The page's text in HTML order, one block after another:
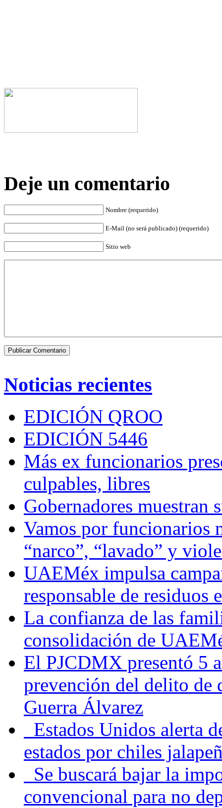
Deje un comentario
Nombre (requerido)
E-Mail (no será publicado) (requerido)
Sitio web
Noticias recientes
EDICIÓN QROO
EDICIÓN 5446
Más ex funcionarios
culpables, libres
Gobernadores muestran
Vamos por funcionarios
“narco”, “lavado” y
UAEMéx impulsa
responsable de residuos
La confianza de las
consolidación de
El PJCDMX presentó 5
prevención del delito de
Guerra Álvarez
Estados Unidos alerta
estados por chiles
Se buscará bajar la
convencional para no